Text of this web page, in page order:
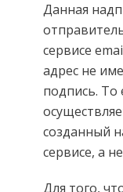
Данная
сервисе
адрес не
подпись. То
созданный
сервисе, а
Для того,